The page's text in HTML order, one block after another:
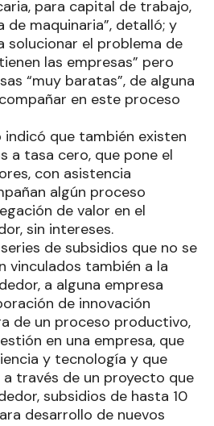
para capital de trabajo,
de maquinaria”, detalló; y
solucionar el problema de
las empresas” pero
“muy baratas”, de alguna
en este proceso
indicó que también existen
a tasa cero, que pone el
con asistencia
algún proceso
de valor en el
sin intereses.
de subsidios que no se
vinculados también a la
a alguna empresa
de innovación
de un proceso productivo,
en una empresa, que
y tecnología y que
través de un proyecto que
subsidios de hasta 10
desarrollo de nuevos